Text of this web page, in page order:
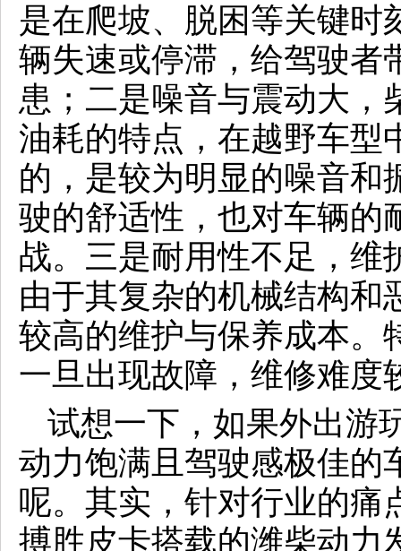
是在爬坡、脱困等关键时
辆失速或停滞，给驾驶者
患；二是噪音与震动大，
油耗的特点，在越野车型
的，是较为明显的噪音和
驶的舒适性，也对车辆的
战。三是耐用性不足，维
由于其复杂的机械结构和
较高的维护与保养成本。
一旦出现故障，维修难度
试想一下，如果外出游
动力饱满且驾驶感极佳的
呢。其实，针对行业的痛
搏胜皮卡搭载的潍柴动力